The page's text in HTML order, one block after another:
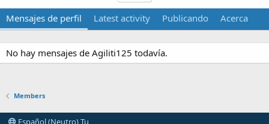
Mensajes de perfil Latest activity Publicando Acerca
No hay mensajes de Agiliti125 todavía.
Members
Español (Neutro) Tu